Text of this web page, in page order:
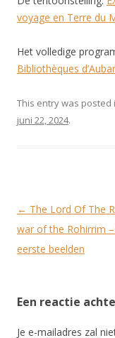
voyage en Terre du
Het volledige
Bibliothèques
This entry was posted
juni 22, 2024.
Post
navigation
← The Lord Of The
war of the Rohirrim
eerste beelden
Een reactie
Je e-mailadres zal